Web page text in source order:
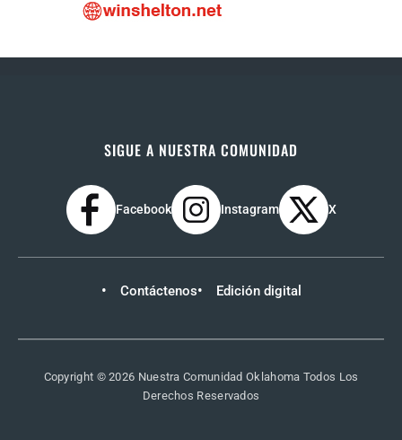
SIGUE A NUESTRA COMUNIDAD
Facebook Instagram X
Contáctenos Edición digital
Copyright © 2026 Nuestra Comunidad Oklahoma Todos Los
Derechos Reservados